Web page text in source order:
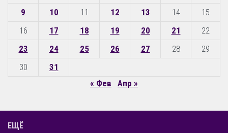
9
10 11 12 13 14
15
16
17 18 19 20 21
22
23
24 25 26 27 28
29
30
31
« Фев
Апр »
ЕЩЁ